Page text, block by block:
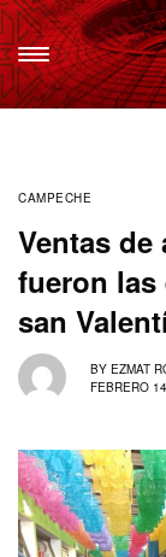
CAMPECHE
Ventas
fueron las
san
BY EZMAT
FEBRERO